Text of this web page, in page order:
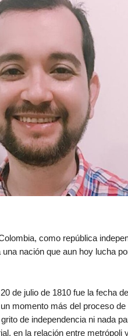
como república
nación que aun hoy lucha
de julio de 1810 fue la fecha
momento más del proceso
de independencia ni nada
en la relación entre metrópoli